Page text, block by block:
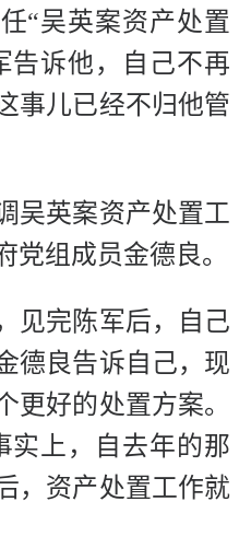
“吴英案资产处置
告诉他，自己不再
事儿已经不归他管
吴英案资产处置工
党组成员金德良。
见完陈军后，自己
德良告诉自己，现
更好的处置方案。
实上，自去年的那
，资产处置工作就